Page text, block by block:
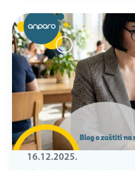
16.12.2025.